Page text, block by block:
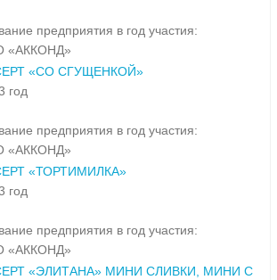
предприятия в год участия:
«АККОНД»
«СО СГУЩЕНКОЙ»
год
предприятия в год участия:
«АККОНД»
«ТОРТИМИЛКА»
год
предприятия в год участия:
«АККОНД»
«ЭЛИТАНА» МИНИ СЛИВКИ, МИНИ С